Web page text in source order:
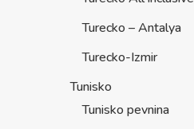
Turecko – Antalya
Turecko-Izmir
Tunisko
Tunisko pevnina